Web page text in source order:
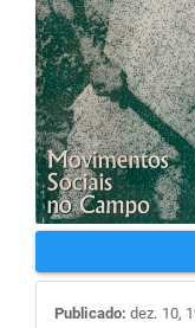
Publicado: dez. 10,